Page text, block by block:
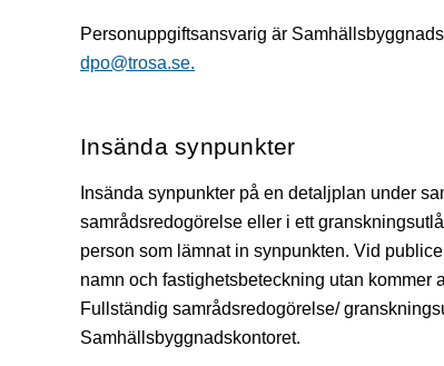
Personuppgiftsansvarig är
dpo@trosa.se.
Insända synpunkter
Insända synpunkter på en detaljplan under
samrådsredogörelse eller i ett
person som lämnat in synpunkten. Vid
namn och fastighetsbeteckning utan kommer
Fullständig samrådsredogörelse/
Samhällsbyggnadskontoret.